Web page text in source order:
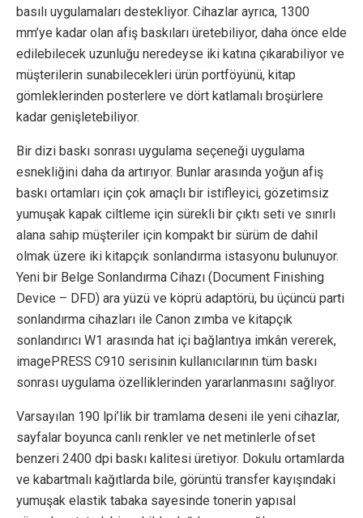
basılı uygulamaları destekliyor. Cihazlar ayrıca, 1300
mm’ye kadar olan afiş baskıları üretebiliyor, daha önce elde
edilebilecek uzunluğu neredeyse iki katına çıkarabiliyor ve
müşterilerin sunabilecekleri ürün portföyünü, kitap
gömleklerinden posterlere ve dört katlamalı broşürlere
kadar genişletebiliyor.
Bir dizi baskı sonrası uygulama seçeneği uygulama
esnekliğini daha da artırıyor. Bunlar arasında yoğun afiş
baskı ortamları için çok amaçlı bir istifleyici, gözetimsiz
yumuşak kapak ciltleme için sürekli bir çıktı seti ve sınırlı
alana sahip müşteriler için kompakt bir sürüm de dahil
olmak üzere iki kitapçık sonlandırma istasyonu bulunuyor.
Yeni bir Belge Sonlandırma Cihazı (Document Finishing
Device – DFD) ara yüzü ve köprü adaptörü, bu üçüncü parti
sonlandırma cihazları ile Canon zımba ve kitapçık
sonlandırıcı W1 arasında hat içi bağlantıya imkân vererek,
imagePRESS C910 serisinin kullanıcılarının tüm baskı
sonrası uygulama özelliklerinden yararlanmasını sağlıyor.
Varsayılan 190 lpi’lik bir tramlama deseni ile yeni cihazlar,
sayfalar boyunca canlı renkler ve net metinlerle ofset
benzeri 2400 dpi baskı kalitesi üretiyor. Dokulu ortamlarda
ve kabartmalı kağıtlarda bile, görüntü transfer kayışındaki
yumuşak elastik tabaka sayesinde tonerin yapısal